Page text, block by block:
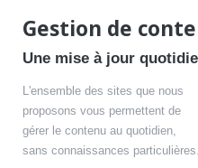
Gestion de
Une mise à jour
L'ensemble des sites que nous
proposons vous permettent de
gérer le contenu au quotidien,
sans connaissances particulières.